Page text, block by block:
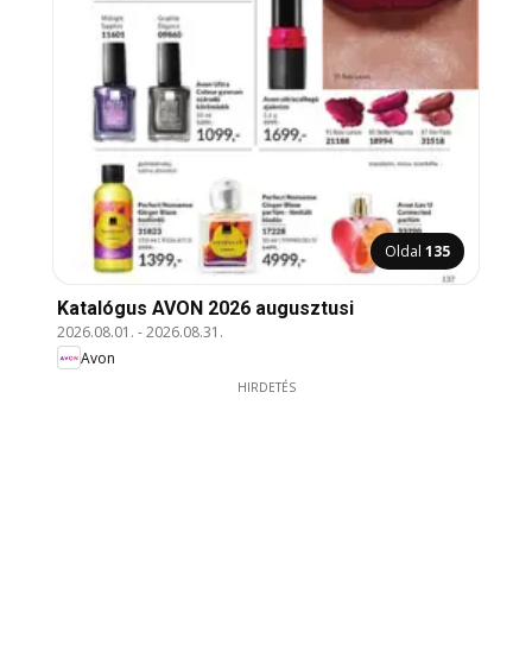
Oldal 135
Katalógus AVON 2026 augusztusi
2026.08.01. -2026.08.31.
Avon
HIRDETÉS